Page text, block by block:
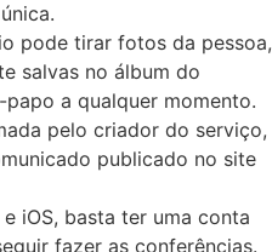
pode tirar fotos da pessoa,
salvas no álbum do
a qualquer momento.
pelo criador do serviço,
publicado no site
iOS, basta ter uma conta
fazer as conferências.